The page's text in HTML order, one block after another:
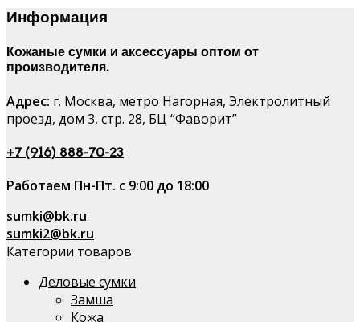
Информация
Кожаные сумки и аксессуары оптом от
производителя.
Адрес: г. Москва, метро Нагорная, Электролитный
проезд, дом 3, стр. 28, БЦ “Фаворит”
+7 (916) 888-70-23
Работаем Пн-Пт. с 9:00 до 18:00
sumki@bk.ru
sumki2@bk.ru
Категории товаров
Деловые сумки
Замша
Кожа